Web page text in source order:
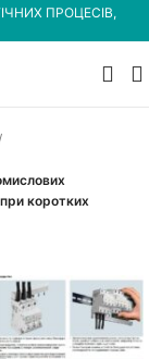
ПРОЦЕСІВ,
коротких